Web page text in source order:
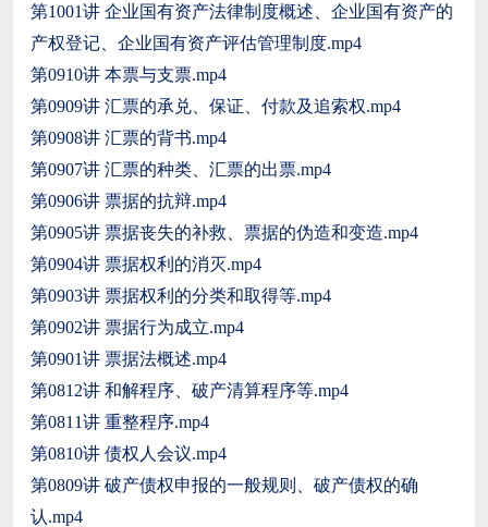
第1001讲 企业国有资产法律制度概述、企业国有资产的
产权登记、企业国有资产评估管理制度.mp4
第0910讲 本票与支票.mp4
第0909讲 汇票的承兑、保证、付款及追索权.mp4
第0908讲 汇票的背书.mp4
第0907讲 汇票的种类、汇票的出票.mp4
第0906讲 票据的抗辩.mp4
第0905讲 票据丧失的补救、票据的伪造和变造.mp4
第0904讲 票据权利的消灭.mp4
第0903讲 票据权利的分类和取得等.mp4
第0902讲 票据行为成立.mp4
第0901讲 票据法概述.mp4
第0812讲 和解程序、破产清算程序等.mp4
第0811讲 重整程序.mp4
第0810讲 债权人会议.mp4
第0809讲 破产债权申报的一般规则、破产债权的确
认.mp4